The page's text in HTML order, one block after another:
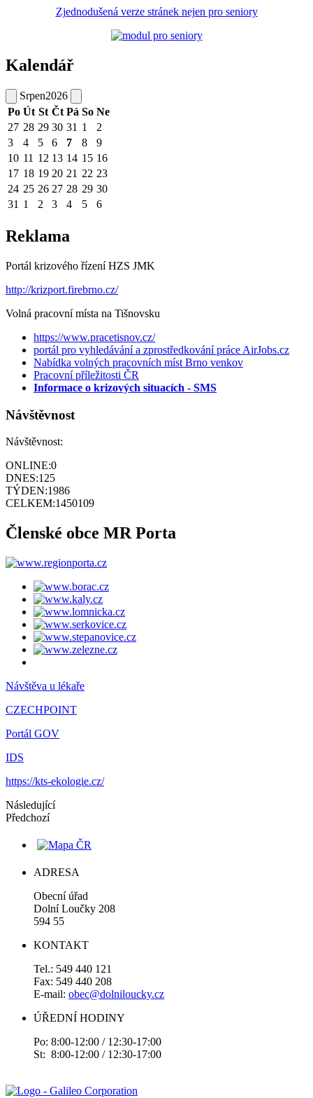
Zjednodušená verze stránek nejen pro seniory
Kalendář
Srpen2026
Po Út St Čt Pá So Ne
27 28 29 30 31 1
2
3
4 5 6 7 8
9
10 11 12 13 14 15 16
17 18 19 20 21 22 23
24 25 26 27 28 29 30
31 1 2 3 4 5 6
Reklama
Portál krizového řízení HZS JMK
http://krizport.firebrno.cz/
Volná pracovní místa na Tišnovsku
https://www.pracetisnov.cz/
portál pro vyhledávání a zprostředkování práce AirJobs.cz
Nabídka volných pracovních míst Brno venkov
Pracovní příležitosti ČR
Informace o krizových situacích - SMS
Návštěvnost
Návštěvnost:
ONLINE:0
DNES:125
TÝDEN:1986
CELKEM:1450109
Členské obce MR Porta
Návštěva u lékaře
CZECHPOINT
Portál GOV
IDS
https://kts-ekologie.cz/
Následující
Předchozí
ADRESA
Obecní úřad
Dolní Loučky 208
594 55
KONTAKT
Tel.: 549 440 121
Fax: 549 440 208
E-mail: obec@dolniloucky.cz
ÚŘEDNÍ HODINY
Po: 8:00-12:00 / 12:30-17:00
St: 8:00-12:00 / 12:30-17:00